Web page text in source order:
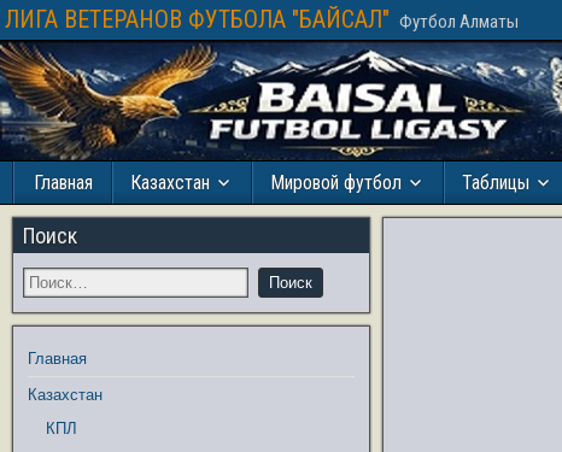
ЛИГА ВЕТЕРАНОВ ФУТБОЛА "БАЙСАЛ" Футбол Алматы
Главная Казахстан Мировой футбол Таблицы
Поиск
Главная
Казахстан
КПЛ